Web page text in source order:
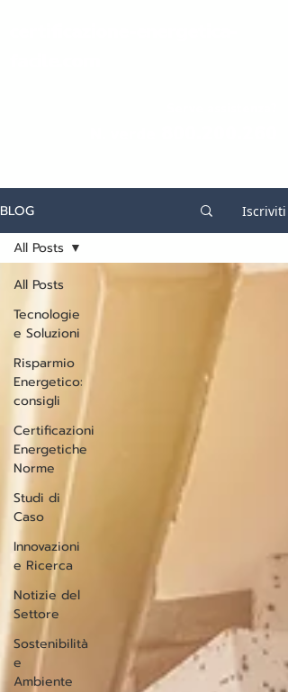
BLOG Iscriviti
All Posts
Tecnologie
e Soluzioni
Risparmio
Energetico:
consigli
Certificazioni
Energetiche
Norme
Studi di
Caso
Innovazioni
e Ricerca
Notizie del
Settore
Sostenibilità
e
Ambiente
All Posts